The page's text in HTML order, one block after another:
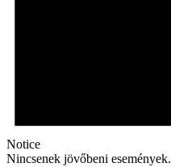
Notice
Nincsenek jövőbeni események.